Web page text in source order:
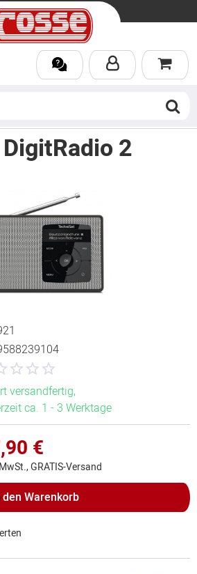
2
versandfertig,
ca. 1 - 3 Werktage
€
GRATIS-Versand
Warenkorb